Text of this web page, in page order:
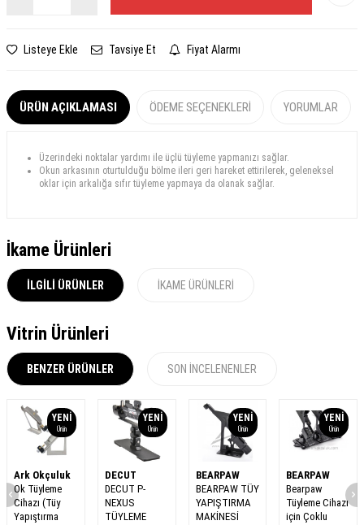
Listeye Ekle Tavsiye Et Fiyat Alarmı
ÜRÜN AÇIKLAMASI ÖDEME SEÇENEKLERI YORUMLAR
Üzerindeki noktalar yardımı ile üçlü tüyleme yapmanızı sağlar.
Okun arkasının oturtulduğu bölme ileri geri hareket ettirilerek, geleneksel
oklar için arkalığa sıfır tüyleme yapmaya da olanak sağlar.
İkame Ürünleri
İLGILI ÜRÜNLER İKAME ÜRÜNLERI
Vitrin Ürünleri
BENZER ÜRÜNLER SON İNCELENENLER
YENI
Ürün
Ark Okçuluk
Ok Tüyleme
Cihazı (Tüy
Yapıştırma
YENI
Ürün
DECUT
DECUT P-
NEXUS
TÜYLEME
YENI
Ürün
BEARPAW
BEARPAW TÜY
YAPIŞTIRMA
MAKİNESİ
YENI
Ürün
BEARPAW
Bearpaw
Tüyleme Cihazı
için Çoklu